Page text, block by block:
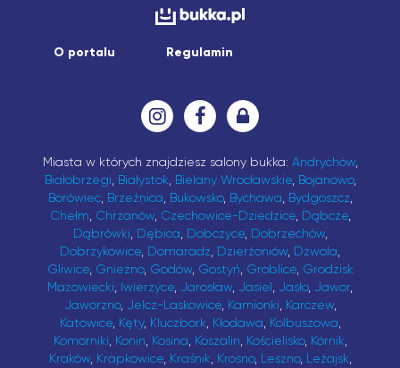
O portalu Regulamin
Miasta w których znajdziesz salony bukka: Andrychów,
Białobrzegi, Białystok, Bielany Wrocławskie, Bojanowo,
Borówiec, Brzeźnica, Bukowsko, Bychawa, Bydgoszcz,
Chełm, Chrzanów, Czechowice-Dziedzice, Dąbcze,
Dąbrówki, Dębica, Dobczyce, Dobrzechów,
Dobrzykowice, Domaradz, Dzierżoniów, Dzwola,
Gliwice, Gniezno, Godów, Gostyń, Groblice, Grodzisk
Mazowiecki, Iwierzyce, Jarosław, Jasiel, Jasło, Jawor,
Jaworzno, Jelcz-Laskowice, Kamionki, Karczew,
Katowice, Kęty, Kluczbork, Kłodawa, Kolbuszowa,
Komorniki, Konin, Kosina, Koszalin, Kościelisko, Kórnik,
Kraków, Krapkowice, Kraśnik, Krosno, Leszno, Leżajsk,